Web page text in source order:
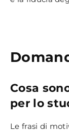
Cosa
per lo
Le frasi di